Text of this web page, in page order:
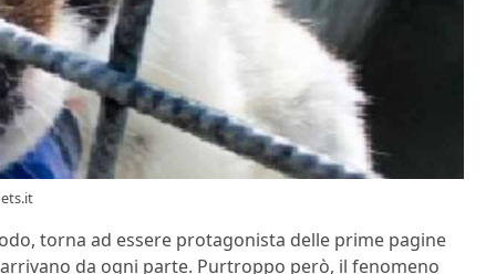
torna ad essere protagonista delle prime pagine
da ogni parte. Purtroppo però, il fenomeno